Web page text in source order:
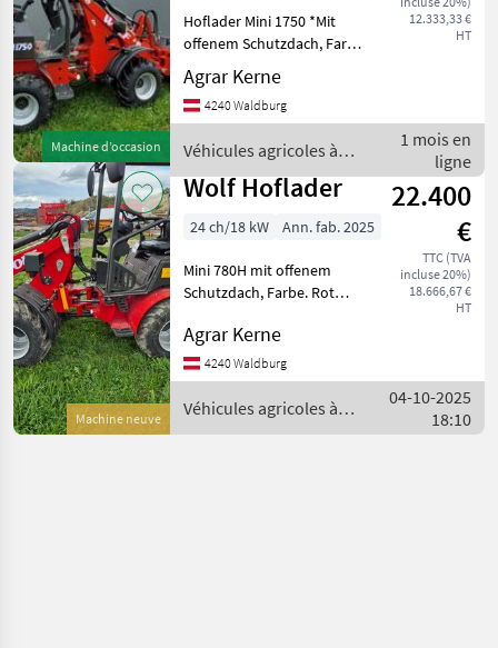
Machine d’occasion
12.333,33 €
HT
Hoflader Mini 1750 *Mit
offenem Schutzdach, Farbe.
Rot *Antrieb Elektro Allrad
2. Fahrmotore
*Antriebsmotor für
*2.Drehzahlen Niedrig 800
U/mi
Agrar Kerne
4240 Waldburg
Véhicules agricoles à
moteur / Wolf
1 mois en
ligne
Machine neuve
Wolf Hoflader
22.400
€
TTC (TVA
incluse 20%)
18.666,67 €
HT
24 ch/18 kW Ann. fab. 2025
Mini 780H mit offenem
Schutzdach, Farbe. Rot
Achse-Kardanantrieb
*elektronischer Joystick,
2.Gänge * leistungsstarker
Kubota V1505-Motor, Eu
Agrar Kerne
4240 Waldburg
Véhicules agricoles à
moteur / Wolf
04-10-2025
18:10